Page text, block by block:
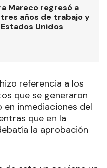
Mareco regresó a
años de trabajo y
Unidos
referencia a los
que se generaron
en inmediaciones del
que en la
la aprobación